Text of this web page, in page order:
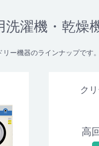
濯機・乾燥
ー機器のラインナップです。
ク
高